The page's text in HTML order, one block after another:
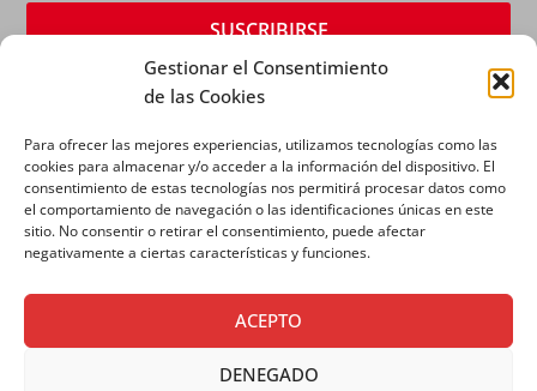
Gestionar el Consentimiento
de las Cookies
Para ofrecer las mejores experiencias, utilizamos tecnologías como las
cookies para almacenar y/o acceder a la información del dispositivo. El
consentimiento de estas tecnologías nos permitirá procesar datos como
el comportamiento de navegación o las identificaciones únicas en este
sitio. No consentir o retirar el consentimiento, puede afectar
negativamente a ciertas características y funciones.
ACEPTO
DENEGADO
AVISO LEGAL|POLÍTICA DE PRIVACIDAD|